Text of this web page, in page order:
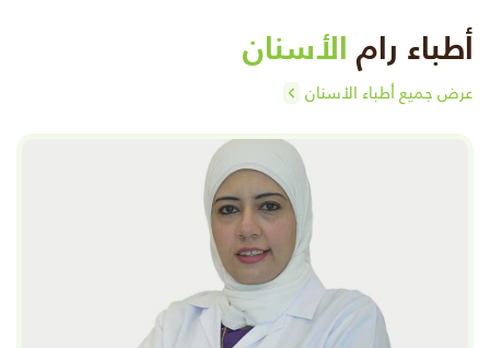
أطباء رامالأسنان
عرض جميع أطباء الأسنان